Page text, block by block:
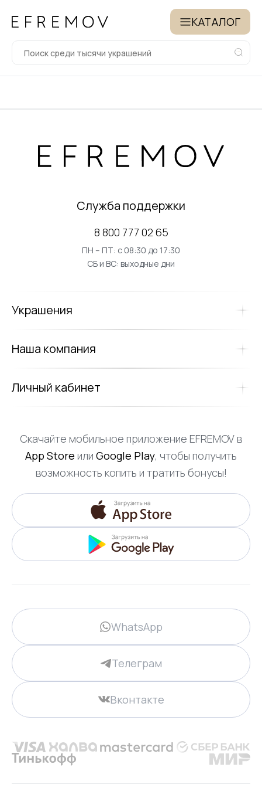
КАТАЛОГ
Служба поддержки
8 800 777 02 65
ПН – ПТ: с 08:30 до 17:30
СБ и ВС: выходные дни
Украшения
Наша компания
Личный кабинет
Скачайте мобильное приложение EFREMOV в
App Store или Google Play, чтобы получить
возможность копить и тратить бонусы!
WhatsApp
Телеграм
Вконтакте